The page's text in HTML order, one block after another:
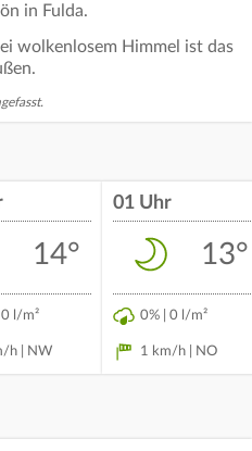
in Fulda.
wolkenlosem Himmel ist das
14°
l/m²
h | NW
01 Uhr
13°
0% | 0 l/m²
1 km/h | NO